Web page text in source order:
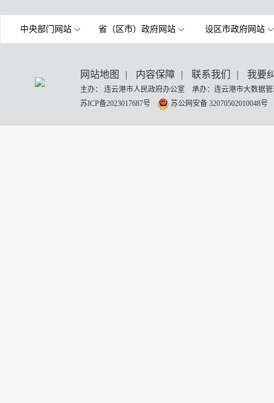
中央部门网站 省（区市）政府网站 设区市政府网站
网站地图 | 内容保障 | 联系我们 | 我要
主办： 连云港市人民政府办公室 承办：连云港市大数据
苏ICP备2023017687号
苏公网安备 32070502010048号